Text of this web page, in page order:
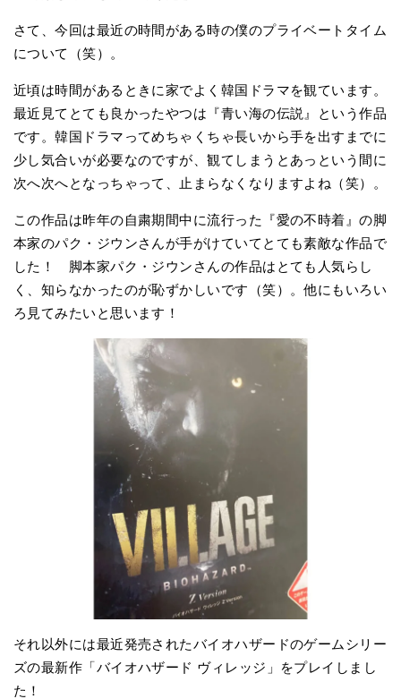
さて、今回は最近の時間がある時の僕のプライベートタイム
について（笑）。
近頃は時間があるときに家でよく韓国ドラマを観ています。
最近見てとても良かったやつは『青い海の伝説』という作品
です。韓国ドラマってめちゃくちゃ長いから手を出すまでに
少し気合いが必要なのですが、観てしまうとあっという間に
次へ次へとなっちゃって、止まらなくなりますよね（笑）。
この作品は昨年の自粛期間中に流行った『愛の不時着』の脚
本家のパク・ジウンさんが手がけていてとても素敵な作品で
した！ 脚本家パク・ジウンさんの作品はとても人気らし
く、知らなかったのが恥ずかしいです（笑）。他にもいろい
ろ見てみたいと思います！
それ以外には最近発売されたバイオハザードのゲームシリー
ズの最新作「バイオハザード ヴィレッジ」をプレイしまし
た！